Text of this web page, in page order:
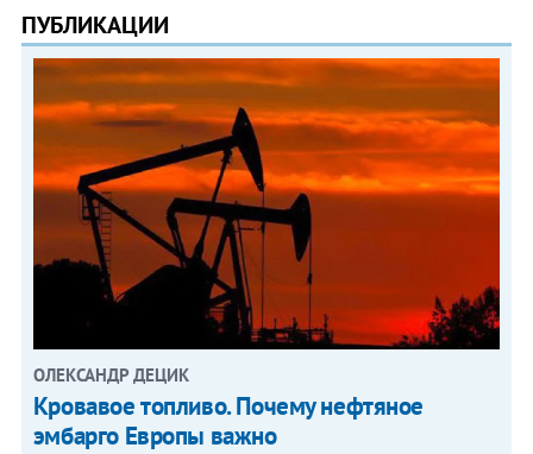
ПУБЛИКАЦИИ
ОЛЕКСАНДР ДЕЦИК
Кровавое топливо. Почему нефтяное
эмбарго Европы важно